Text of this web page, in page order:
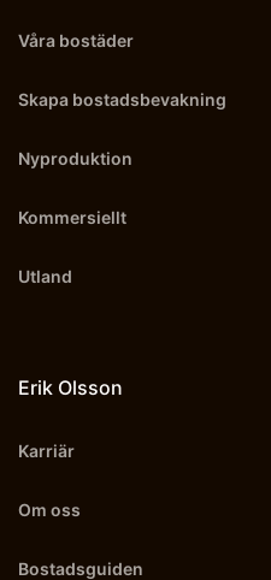
Våra bostäder
Skapa bostadsbevakning
Nyproduktion
Kommersiellt
Utland
Erik Olsson
Karriär
Om oss
Bostadsguiden